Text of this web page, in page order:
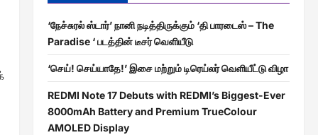
‘நேச்சுரல் ஸ்டார்’ நானி நடித்திருக்கும் ‘தி பாரடைஸ் – The
Paradise ‘ படத்தின் டீசர் வெளியீடு
‘செய்! செய்யாதே!’ இசை மற்றும் டிரெய்லர் வெளியீட்டு விழா
REDMI Note 17 Debuts with REDMI’s Biggest-Ever
8000mAh Battery and Premium TrueColour
AMOLED Display